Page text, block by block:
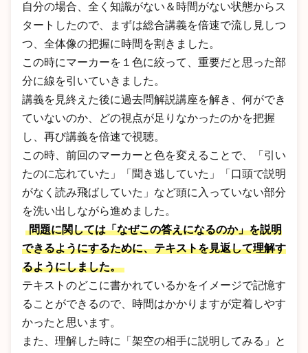
自分の場合、全く知識がない＆時間がない状態からス
タートしたので、まずは総合講義を倍速で流し見しつ
つ、全体像の把握に時間を割きました。
この時にマーカーを１色に絞って、重要だと思った部
分に線を引いていきました。
講義を見終えた後に過去問解説講座を解き、何ができ
ていないのか、どの視点が足りなかったのかを把握
し、再び講義を倍速で視聴。
この時、前回のマーカーと色を変えることで、「引い
たのに忘れていた」「聞き逃していた」「口頭で説明
がなく読み飛ばしていた」など頭に入っていない部分
を洗い出しながら進めました。
問題に関しては「なぜこの答えになるのか」を説明
できるようにするために、テキストを見返して理解す
るようにしました。
テキストのどこに書かれているかをイメージで記憶す
ることができるので、時間はかかりますが定着しやす
かったと思います。
また、理解した時に「架空の相手に説明してみる」と